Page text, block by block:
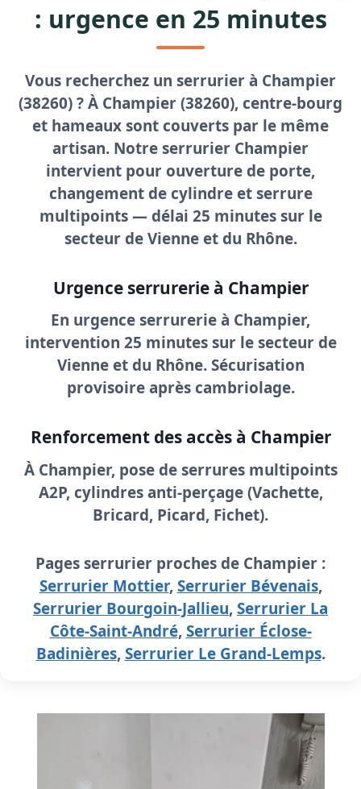
: urgence en 25 minutes
Vous recherchez un serrurier à Champier
(38260) ? À Champier (38260), centre-bourg
et hameaux sont couverts par le même
artisan. Notre serrurier Champier
intervient pour ouverture de porte,
changement de cylindre et serrure
multipoints — délai 25 minutessur le
secteur de Vienne et du Rhône.
Urgence serrurerie à Champier
En urgence serrurerie à Champier,
intervention 25 minutes sur le secteur de
Vienne et du Rhône. Sécurisation
provisoire après cambriolage.
Renforcement des accès à Champier
À Champier, pose de serrures multipoints
A2P, cylindres anti-perçage (Vachette,
Bricard, Picard, Fichet).
Pages serrurier proches de Champier :
Serrurier Mottier, Serrurier Bévenais,
Serrurier Bourgoin-Jallieu, Serrurier La
Côte-Saint-André, Serrurier Éclose-
Badinières, Serrurier Le Grand-Lemps.